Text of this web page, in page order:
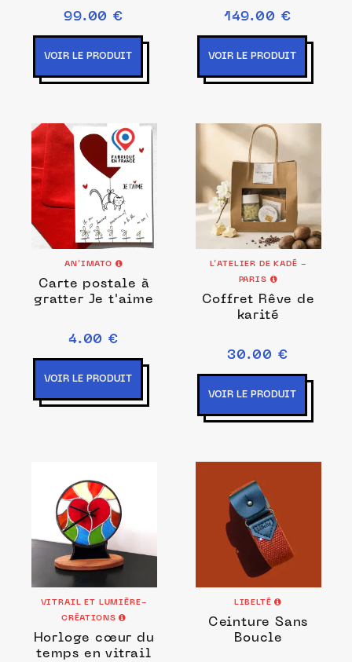
99.00 €
VOIR LE PRODUIT
149.00 €
VOIR LE PRODUIT
AN’IMATO
Carte postale à
gratter Je t'aime
4.00 €
VOIR LE PRODUIT
L’ATELIER DE KADÉ -
PARIS
Coffret Rêve de
karité
30.00 €
VOIR LE PRODUIT
VITRAIL ET LUMIÈRE-
CRÉATIONS
Horloge cœur du
temps en vitrail
LIBELTÉ
Ceinture Sans
Boucle